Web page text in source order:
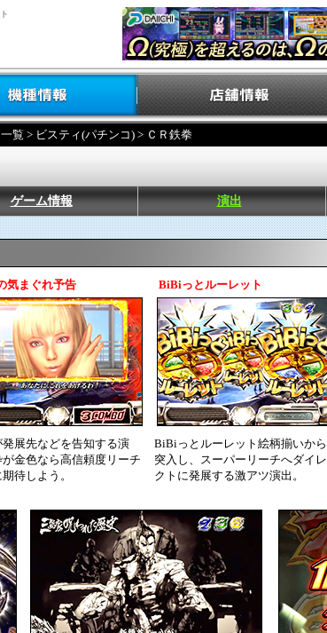
覧 > ビスティ(パチンコ) > ＣＲ鉄拳
ゲーム情報 演出
気まぐれ予告 BiBiっとルーレット
発展先などを告知する演
金色なら高信頼度リーチ
待しよう。
BiBiっとルーレット絵柄揃いから
突入し、スーパーリーチへダイレ
クトに発展する激アツ演出。